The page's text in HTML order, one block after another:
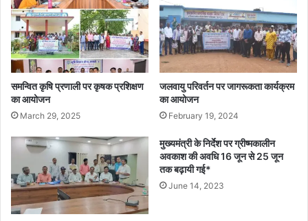
से
साइबर
सेल
की
मदद
बरामद
समन्वित कृषि प्रणाली पर कृषक प्रशिक्षण
का आयोजन
March 29, 2025
जलवायु परिवर्तन पर जागरूकता कार्यक्रम
का आयोजन
February 19, 2024
मुख्यमंत्री के निर्देश पर ग्रीष्मकालीन
अवकाश की अवधि 16 जून से 25 जून
तक बढ़ायी गई*
June 14, 2023